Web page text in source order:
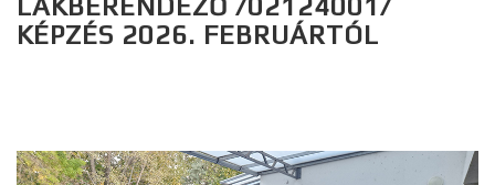
LAKBERENDEZŐ /02124001/
KÉPZÉS 2026. FEBRUÁRTÓL